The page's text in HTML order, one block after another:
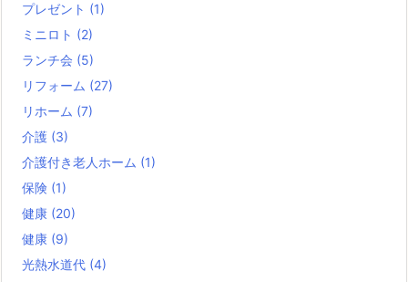
プレゼント (1)
ミニロト (2)
ランチ会 (5)
リフォーム (27)
リホーム (7)
介護 (3)
介護付き老人ホーム (1)
保険 (1)
健康 (20)
健康 (9)
光熱水道代 (4)